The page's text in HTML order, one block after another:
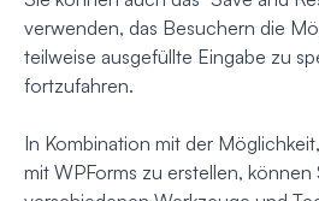
verwenden, das Besuchern die
teilweise ausgefüllte Eingabe zu
fortzufahren.
In Kombination mit der
mit WPForms zu erstellen, können